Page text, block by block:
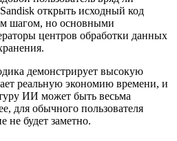
открыть исходный код
шагом, но основными
центров обработки данных
демонстрирует высокую
реальную экономию времени, и
ИИ может быть весьма
для обычного пользователя
не будет заметно.